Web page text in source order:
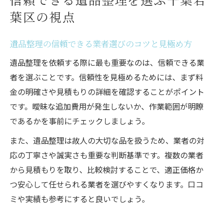
葉区の視点
遺品整理の信頼できる業者選びのコツと見極め方
遺品整理を依頼する際に最も重要なのは、信頼できる業
者を選ぶことです。信頼性を見極めるためには、まず料
金の明確さや見積もりの詳細を確認することがポイント
です。曖昧な追加費用が発生しないか、作業範囲が明瞭
であるかを事前にチェックしましょう。
また、遺品整理は故人の大切な品を扱うため、業者の対
応の丁寧さや誠実さも重要な判断基準です。複数の業者
から見積もりを取り、比較検討することで、適正価格か
つ安心して任せられる業者を選びやすくなります。口コ
ミや実績も参考にすると良いでしょう。